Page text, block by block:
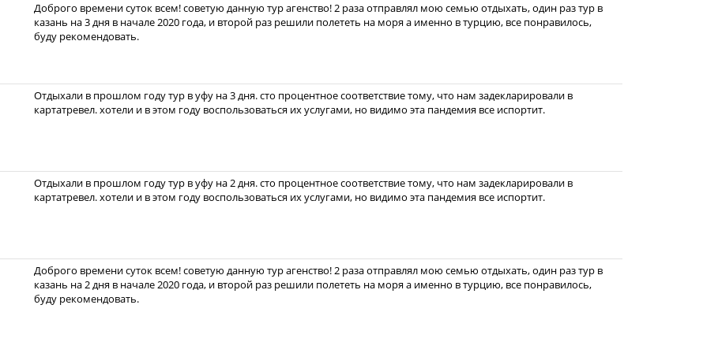
Доброго времени суток всем! советую данную тур агенство! 2 раза отправлял мою семью отдыхать, один раз тур в
казань на 3 дня в начале 2020 года, и второй раз решили полететь на моря а именно в турцию, все понравилось,
буду рекомендовать.
Отдыхали в прошлом году тур в уфу на 3 дня. сто процентное соответствие тому, что нам задекларировали в
картатревел. хотели и в этом году воспользоваться их услугами, но видимо эта пандемия все испортит.
Отдыхали в прошлом году тур в уфу на 2 дня. сто процентное соответствие тому, что нам задекларировали в
картатревел. хотели и в этом году воспользоваться их услугами, но видимо эта пандемия все испортит.
Доброго времени суток всем! советую данную тур агенство! 2 раза отправлял мою семью отдыхать, один раз тур в
казань на 2 дня в начале 2020 года, и второй раз решили полететь на моря а именно в турцию, все понравилось,
буду рекомендовать.